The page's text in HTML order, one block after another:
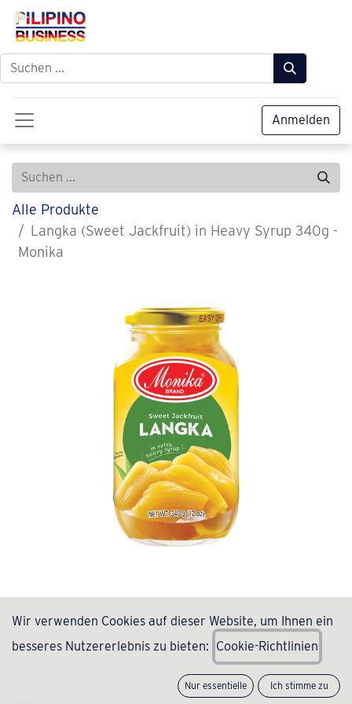
Anmelden
Alle Produkte
Langka (Sweet Jackfruit) in Heavy Syrup 340g -
Monika
Langka (Sweet Jackfruit) in Heavy
Syrup 340g - Monika
Wir verwenden Cookies auf dieser Website, um Ihnen ein
besseres Nutzererlebnis zu bieten: Cookie-Richtlinien
Nur essentielle Ich stimme zu